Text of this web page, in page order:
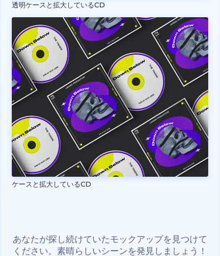
透明ケースと拡大しているCD
ケースと拡大しているCD
あなたが探し続けていたモックアップを見つけて
ください。素晴らしいシーンを発見しましょう！